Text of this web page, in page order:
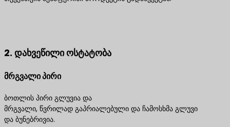
2. დახვეწილი ოსტატობა
მრგვალი პირი
ბოთლის პირი გლუვია და
მრგვალი, წვრილად გაპრიალებული და ჩამოსხმა გლუვი
და ბუნებრივია.